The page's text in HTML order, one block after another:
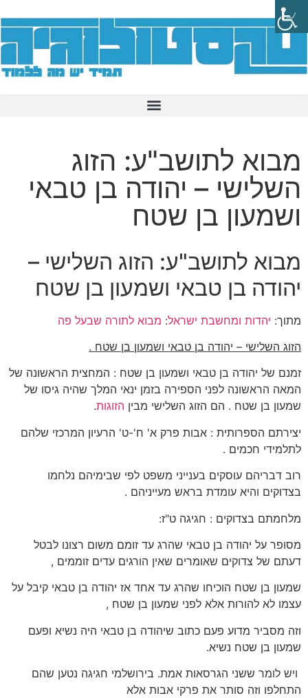
מבוא לתושב"ע: הזוג
השלישי – יהודה בן טבאי
ושמעון בן שטח
מבוא לתושב"ע: הזוג השלישי –
יהודה בן טבאי ושמעון בן שטח
מתוך: יהדות ומחשבת ישראל: מבוא לתורה שבעל פה
הזוג השלישי – יהודה בן טבאי ושמעון בן שטח .
זמנם של יהודה בן טבאי ושמעון בן שטח : המחצית הראשונה של
המאה הראשונה לפני הספירה בזמן ינאי המלך שהיה גיסו של
שמעון בן שטח . הם הזוג השלישי מבין הזוגות.
יצירתם הספרותית : אבות פרק א' ח'-ט' הרעיון המרכזי שלהם
לתלמידי חכמים .
רוב דבריהם עוסקים בענייני משפט לפי שבימיהם נלחמו
בצדוקים והיא עומדת בראש מעייניהם .
מלחמתם בצדוקים : חגיגה ט"ז:
מסופר על יהודה בן טבאי שהרג עד זומם משום רצונו לבטל
דעתם של צדוקים שאומרים שאין הורגים עדים זוממים ,
שמעון בן שטח הוכיחו שהרג עד אחד אז יהודה בן טבאי קיבל על
עצמו לא להורות אלא לפני שמעון בן שטח ,
וזה מסביר מדוע פעם כתוב שיהודה בן טבאי היה נשיא ופעם
שמעון בן שטח נשיא.
ויש לומר ששני הגרסאות אמת. בירושלמי חגיגה נטען שהם
התחלפו וזה סותר את פרקי אבות אלא